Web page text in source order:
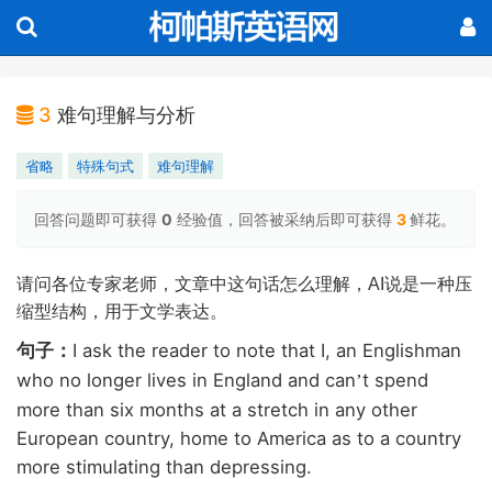
3 难句理解与分析
省略 特殊句式 难句理解
回答问题即可获得 0 经验值，回答被采纳后即可获得 3鲜花。
请问各位专家老师，文章中这句话怎么理解， AI 说是一种压
缩型结构，用于文学表达。
句子： I ask the reader to note that I, an Englishman
who no longer lives in England and can’t spend
more than six months at a stretch in any other
European country, home to America as to a country
more stimulating than depressing.